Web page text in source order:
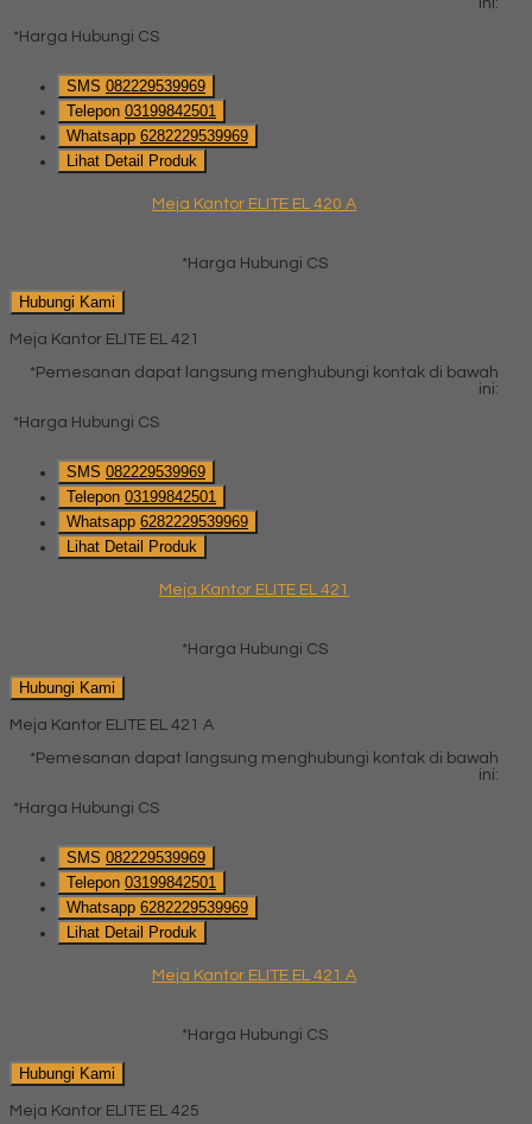
*Harga Hubungi CS
SMS 082229539969
Telepon 03199842501
Whatsapp 6282229539969
Lihat Detail Produk
Meja Kantor ELITE EL 420 A
*Harga Hubungi CS
Hubungi Kami
Meja Kantor ELITE EL 421
*Pemesanan dapat langsung menghubungi kontak di bawah
ini:
*Harga Hubungi CS
SMS 082229539969
Telepon 03199842501
Whatsapp 6282229539969
Lihat Detail Produk
Meja Kantor ELITE EL 421
*Harga Hubungi CS
Hubungi Kami
Meja Kantor ELITE EL 421 A
*Pemesanan dapat langsung menghubungi kontak di bawah
ini:
*Harga Hubungi CS
SMS 082229539969
Telepon 03199842501
Whatsapp 6282229539969
Lihat Detail Produk
Meja Kantor ELITE EL 421 A
*Harga Hubungi CS
Hubungi Kami
Meja Kantor ELITE EL 425